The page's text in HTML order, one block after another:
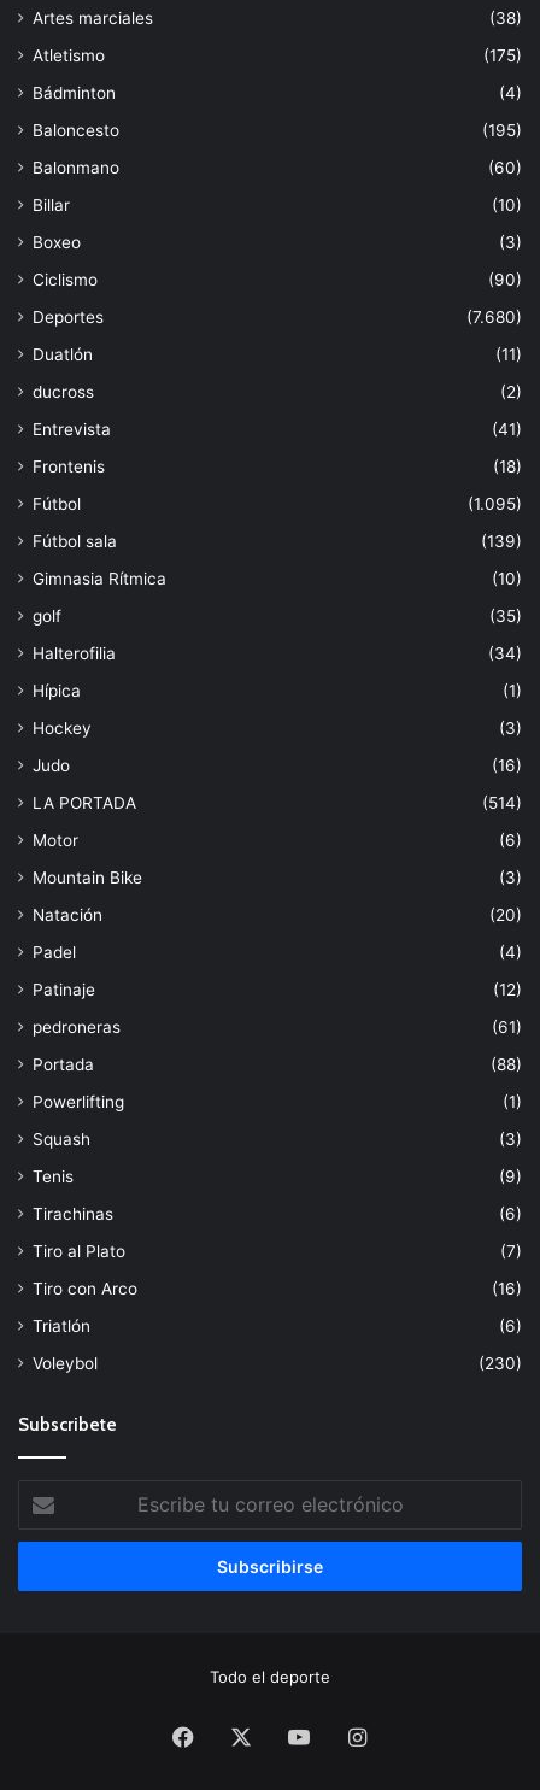
Artes marciales
(38)
Atletismo
(175)
Bádminton
(4)
Baloncesto
(195)
Balonmano
(60)
Billar
(10)
Boxeo
(3)
Ciclismo
(90)
Deportes
(7.680)
Duatlón
(11)
ducross
(2)
Entrevista
(41)
Frontenis
(18)
Fútbol
(1.095)
Fútbol sala
(139)
Gimnasia Rítmica
(10)
golf
(35)
Halterofilia
(34)
Hípica
(1)
Hockey
(3)
Judo
(16)
LA PORTADA
(514)
Motor
(6)
Mountain Bike
(3)
Natación
(20)
Padel
(4)
Patinaje
(12)
pedroneras
(61)
Portada
(88)
Powerlifting
(1)
Squash
(3)
Tenis
(9)
Tirachinas
(6)
Tiro al Plato
(7)
Tiro con Arco
(16)
Triatlón
(6)
Voleybol
(230)
Subscribete
tu
correo
Todo el deporte
Facebook YouTubeInstagram